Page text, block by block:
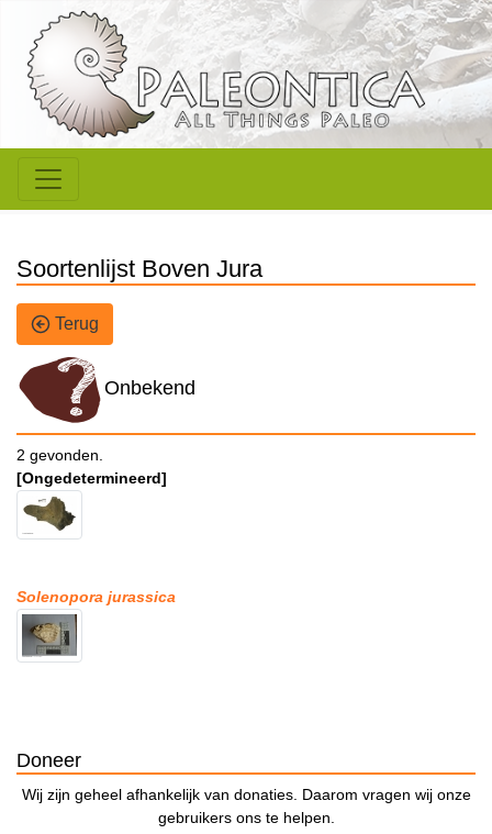
Soortenlijst Boven Jura
Terug
Onbekend
2 gevonden.
[Ongedetermineerd]
Solenopora jurassica
Doneer
Wij zijn geheel afhankelijk van donaties. Daarom vragen wij onze
gebruikers ons te helpen.